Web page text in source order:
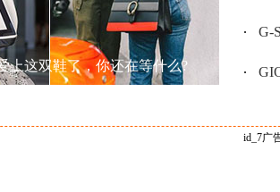
上这双鞋了，你还在等什么?
G-
id_7广